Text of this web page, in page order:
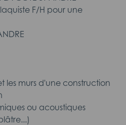
F/H pour une
les murs d'une construction
ou acoustiques